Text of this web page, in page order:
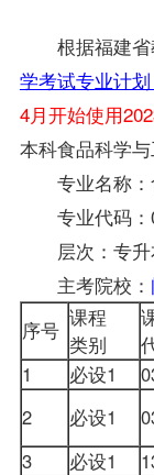
根据福建
学考试专业计划
4月开始使用
本科食品科学
专业名称
专业代码：
层次：专
主考院校：
序号 课程
类别
1
必设1
2
必设1
3
必设1